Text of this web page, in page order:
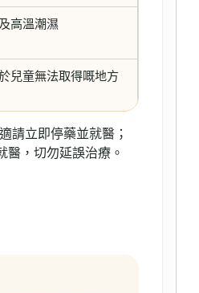
高溫潮濕
兒童無法取得嘅地方
請立即停藥並就醫；
，切勿延誤治療。